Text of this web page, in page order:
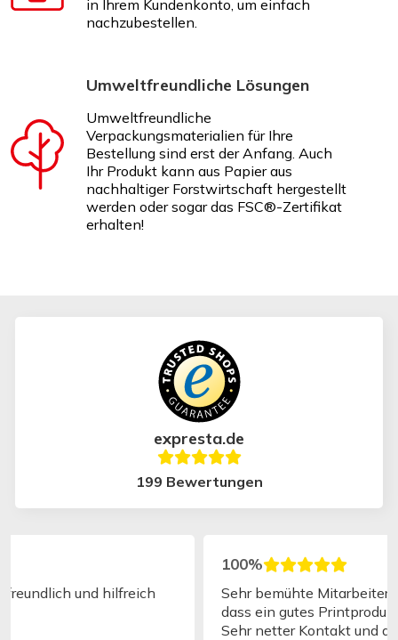
in Ihrem Kundenkonto, um einfach
nachzubestellen.
Umweltfreundliche Lösungen
Umweltfreundliche
Verpackungsmaterialien für Ihre
Bestellung sind erst der Anfang. Auch
Ihr Produkt kann aus Papier aus
nachhaltiger Forstwirtschaft hergestellt
werden oder sogar das FSC®-Zertifikat
erhalten!
expresta.de
199 Bewertungen
Sehr bemühte Mitarbeiter, die wirklich wollen,
dass ein gutes Printprodukt am Ende rauskommt.
Sehr netter Kontakt und das Magazin ist wirklich